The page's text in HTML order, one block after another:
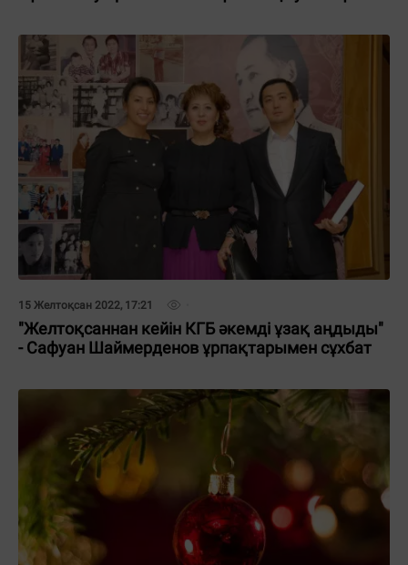
15 Желтоқсан 2022, 17:21
"Желтоқсаннан кейін КГБ әкемді ұзақ аңдыды"
- Сафуан Шаймерденов ұрпақтарымен сұхбат